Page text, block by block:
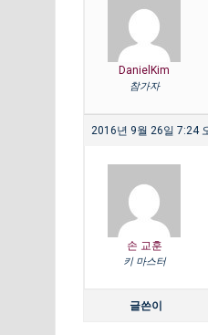
DanielKim
참가자
2016년 9월 26일 7:24
손 교훈
키 마스터
글쓴이